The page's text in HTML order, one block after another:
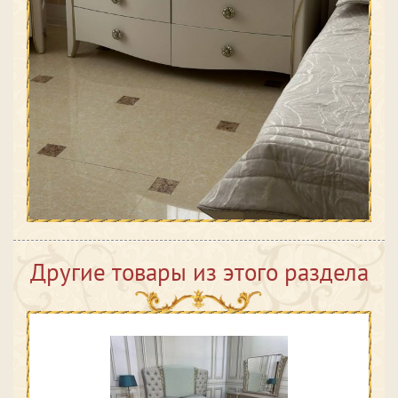
Другие товары из этого раздела